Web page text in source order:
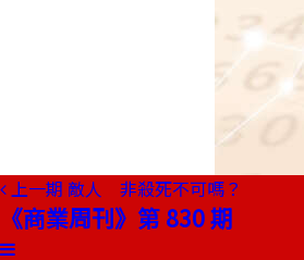
上一期 敵人 非殺死不可嗎？
《商業周刊》第 830 期